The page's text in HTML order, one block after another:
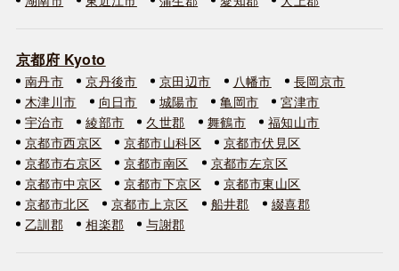
京都府 Kyoto
南丹市 京丹後市 京田辺市 八幡市
長岡京市
木津川市
向日市 城陽市 亀岡市
宮津市
宇治市
綾部市 久世郡 舞鶴市
福知山市
京都市西京区
京都市山科区
京都市伏見区
京都市右京区
京都市南区
京都市左京区
京都市中京区
京都市下京区
京都市東山区
京都市北区
京都市上京区 船井郡
綴喜郡
乙訓郡
相楽郡 与謝郡